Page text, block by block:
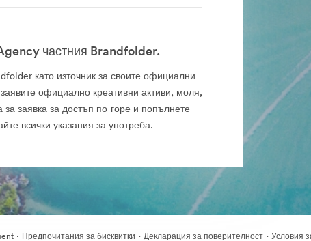
частния Brandfolder.
като източник за своите официални
официално креативни активи, моля,
за заявка за достъп по-горе и попълнете
всички указания за употреба.
· Предпочитания за бисквитки · Декларация за поверителност · Условия